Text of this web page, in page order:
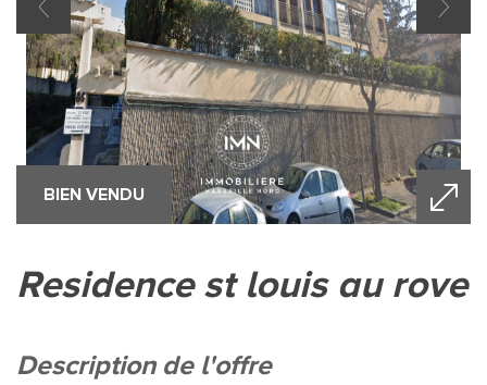
BIEN VENDU
residence st louis au rove
description de l'offre